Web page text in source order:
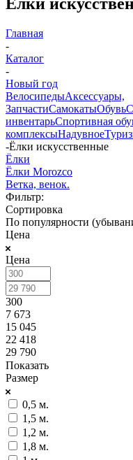
Главная
-
Каталог
-
Новый год
ВелосипедыАксессуары,
ЗапчастиСамокатыОбувь
инвентарьСпортивная
комплексыНадувное
-Ёлки искусственные
Ёлки
Ёлки Morozco
Ветка, венок.
Фильтр:
Сортировка
По популярности
Цена
Цена
300
7 673
15 045
22 418
29 790
Показать
Размер
0,5 м.
1,5 м.
1,2 м.
1,8 м.